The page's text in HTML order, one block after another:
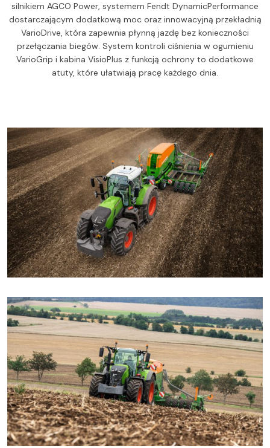
silnikiem AGCO Power, systemem Fendt DynamicPerformance
dostarczającym dodatkową moc oraz innowacyjną przekładnią
VarioDrive, która zapewnia płynną jazdę bez konieczności
przełączania biegów. System kontroli ciśnienia w ogumieniu
VarioGrip i kabina VisioPlus z funkcją ochrony to dodatkowe
atuty, które ułatwiają pracę każdego dnia.